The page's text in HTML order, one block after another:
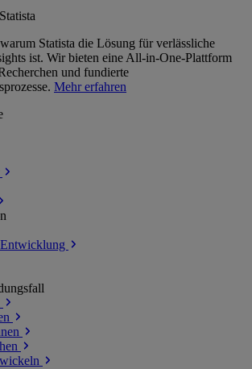
Statista die Lösung für verlässliche
ist. Wir bieten eine All-in-One-Plattform
und fundierte
Mehr erfahren